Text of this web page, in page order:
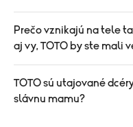
Prečo vznikajú na tele
aj vy, TOTO by ste mali
TOTO sú utajované
slávnu mamu?